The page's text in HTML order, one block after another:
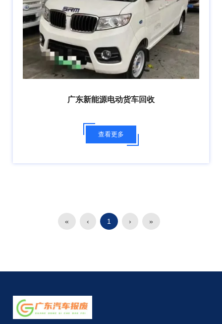
广东新能源电动货车回收
查看更多
« ‹ 1 › »